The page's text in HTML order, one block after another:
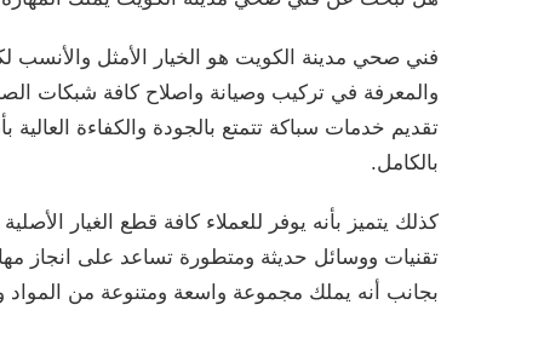
فني صحي مدينة الكويت هو الخيار الأمثل
والمعرفة في تركيب وصيانة واصلاح كافة شبكات
تقديم خدمات سباكة تتمتع بالجودة والكفاءة
بالكامل.
كذلك يتميز بأنه يوفر للعملاء كافة قطع الغيار
تقنيات ووسائل حديثة ومتطورة تساعد على انجاز
بجانب أنه يملك مجموعة واسعة ومتنوعة من المواد